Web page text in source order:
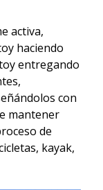
activa,
haciendo
entregando
con
mantener
de
kayak,